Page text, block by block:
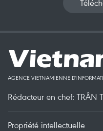
AGENCE VIETNAMIENNE
Rédacteur en chef: TRÂN
Propriété intellectuelle